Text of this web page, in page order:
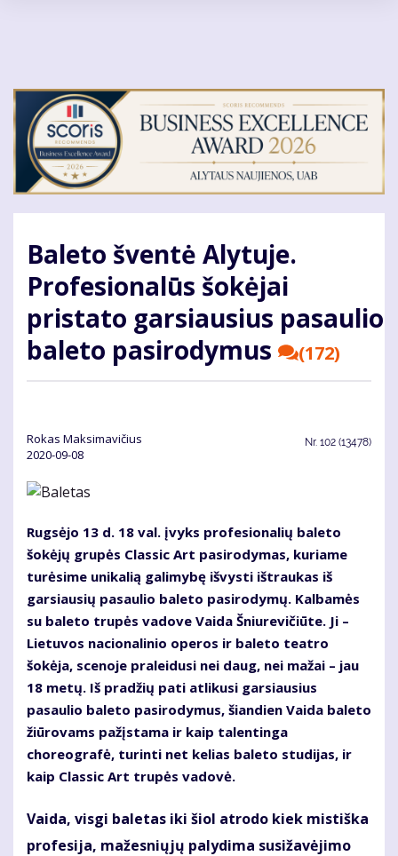
Baleto šventė Alytuje.
Profesionalūs šokėjai
pristato garsiausius pasaulio
baleto pasirodymus
(172)
Rokas Maksimavičius
2020-09-08
Nr. 102 (13478)
Rugsėjo 13 d. 18 val. įvyks profesionalių baleto
šokėjų grupės Classic Art pasirodymas, kuriame
turėsime unikalią galimybę išvysti ištraukas iš
garsiausių pasaulio baleto pasirodymų. Kalbamės
su baleto trupės vadove Vaida Šniurevičiūte. Ji –
Lietuvos nacionalinio operos ir baleto teatro
šokėja, scenoje praleidusi nei daug, nei mažai – jau
18 metų. Iš pradžių pati atlikusi garsiausius
pasaulio baleto pasirodymus, šiandien Vaida baleto
žiūrovams pažįstama ir kaip talentinga
choreografė, turinti net kelias baleto studijas, ir
kaip Classic Art trupės vadovė.
Vaida, visgi baletas iki šiol atrodo kiek mistiška
profesija, mažesniųjų palydima susižavėjimo